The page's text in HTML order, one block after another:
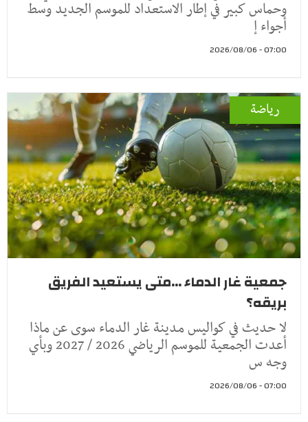
وحماس كبير في إطار الاستعداد للموسم الجديد وسط
أجواء إ
07:00 - 2026/08/06
رياضة
جمعية غار الدماء ...متى يستعيد الفريق
بريقه؟
لا حديث في كواليس مدينة غار الدماء سوى عن ماذا
أعدت الجمعية للموسم الرياضي 2026 / 2027 وبأي
وجه س
07:00 - 2026/08/06